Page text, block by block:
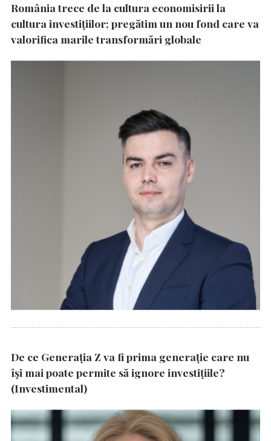
România trece de la cultura economisirii la
cultura investițiilor; pregătim un nou fond care va
valorifica marile transformări globale
De ce Generația Z va fi prima generație care nu
își mai poate permite să ignore investițiile?
(Investimental)